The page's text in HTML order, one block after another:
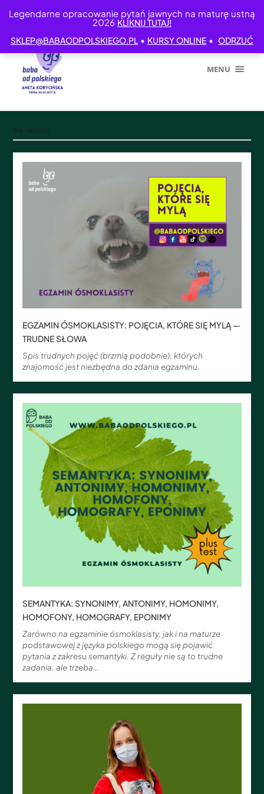
Legendarne opracowanie pytań jawnych na maturę ustną
2026 KLIKNIJ TUTAJ!
SKLEP@BABAODPOLSKIEGO.PL • KURSY ONLINE • ODRZUĆ
MENU
EGZAMIN ÓSMOKLASISTY: POJĘCIA, KTÓRE SIĘ MYLĄ —
TRUDNE SŁOWA
Spis trudnych pojęć (brzmią podobnie), których
znajomość jest niezbędna do zdania egzaminu.
SEMANTYKA: SYNONIMY, ANTONIMY, HOMONIMY,
HOMOFONY, HOMOGRAFY, EPONIMY
Zarówno na egzaminie ósmoklasisty, jak i na maturze
podstawowej z języka polskiego mogą się pojawić
pytania z zakresu semantyki. Z reguły nie są to trudne
zadania, ale trzeba…